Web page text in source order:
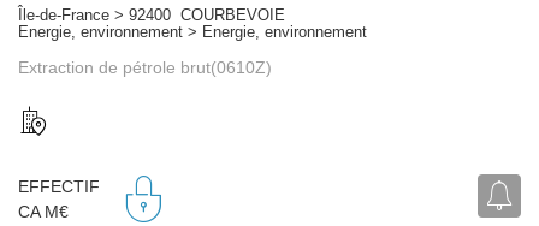
Île-de-France > 92400 COURBEVOIE
Energie, environnement > Energie, environnement
Extraction de pétrole brut(0610Z)
EFFECTIF
CA M€